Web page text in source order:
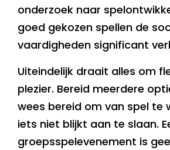
onderzoek naar
goed gekozen spellen de
vaardigheden significant
Uiteindelijk draait alles om
plezier. Bereid meerdere
wees bereid om van spel te
iets niet blijkt aan te slaan.
groepsspelevenement is